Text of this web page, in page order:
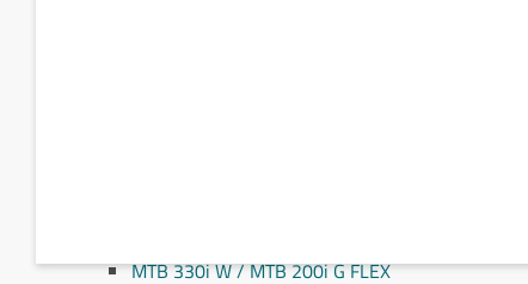
MTB 330i W / MTB 200i G FLEX